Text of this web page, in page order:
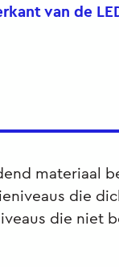
van de
materiaal
die
die niet